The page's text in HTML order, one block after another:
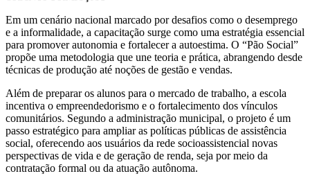
Em um cenário nacional marcado por desafios como o desemprego
e a informalidade, a capacitação surge como uma estratégia essencial
para promover autonomia e fortalecer a autoestima. O “Pão Social”
propõe uma metodologia que une teoria e prática, abrangendo desde
técnicas de produção até noções de gestão e vendas.
Além de preparar os alunos para o mercado de trabalho, a escola
incentiva o empreendedorismo e o fortalecimento dos vínculos
comunitários. Segundo a administração municipal, o projeto é um
passo estratégico para ampliar as políticas públicas de assistência
social, oferecendo aos usuários da rede socioassistencial novas
perspectivas de vida e de geração de renda, seja por meio da
contratação formal ou da atuação autônoma.